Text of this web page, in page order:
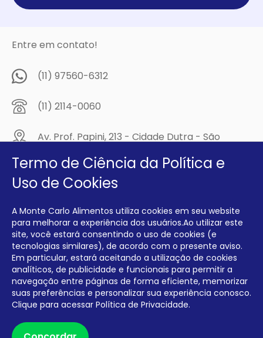
Entre em contato!
(11) 97560-6312
(11) 2114-0060
Av. Prof. Papini, 213 - Cidade Dutra - São
Compre na
MCA Virtual!
Siga a Monte Carlo Alimentos nas redes sociais!
INTERFRIOS COMÉRCIO DE FRIOS E LATICÍNIOS EIRELI CNPJ:
00.140.150/0001-09 INSCRIÇÃO ESTADUAL: 112.576.117.113
Termo de Ciência da Política e
Uso de Cookies
A Monte Carlo Alimentos utiliza cookies em seu website
para melhorar a experiência dos usuários.Ao utilizar este
site, você estará consentindo o uso de cookies (e
tecnologias similares), de acordo com o presente aviso.
Em particular, estará aceitando a utilização de cookies
analíticos, de publicidade e funcionais para permitir a
navegação entre páginas de forma eficiente, memorizar
suas preferências e personalizar sua experiência conosco.
Clique para acessar Política de Privacidade.